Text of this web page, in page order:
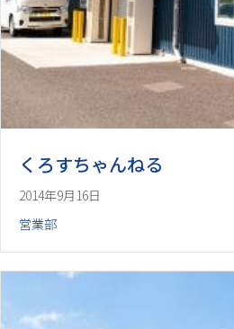
くろすちゃんねる
2014年9月16日
営業部